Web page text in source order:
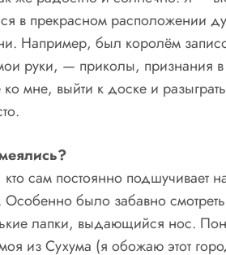
в прекрасном расположении
Например, был королём
руки, — приколы, признания
мне, выйти к доске и
сам постоянно
Особенно было забавно
лапки, выдающийся нос.
из Сухума (я обожаю этот